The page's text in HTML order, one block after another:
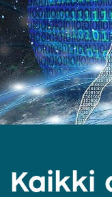
Kaikki